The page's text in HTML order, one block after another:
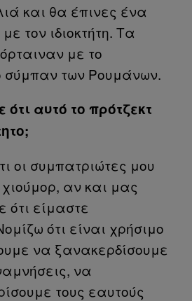
και θα έπινες ένα
τον ιδιοκτήτη. Τα
με το
των Ρουμάνων.
ότι αυτό το πρότζεκτ
οι συμπατριώτες μου
αν και μας
είμαστε
ότι είναι χρήσιμο
να ξανακερδίσουμε
να
τους εαυτούς